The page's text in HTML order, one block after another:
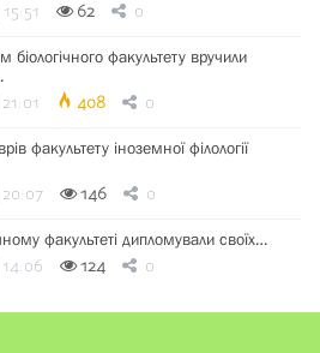
62 0
біологічного факультету вручили
408 0
факультету іноземної філології
20:07 146 0
факультеті дипломували своїх…
124 0